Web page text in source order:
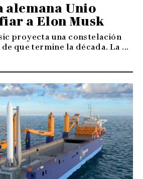
alemana Unio
a Elon Musk
proyecta una constelación
que termine la década. La ...